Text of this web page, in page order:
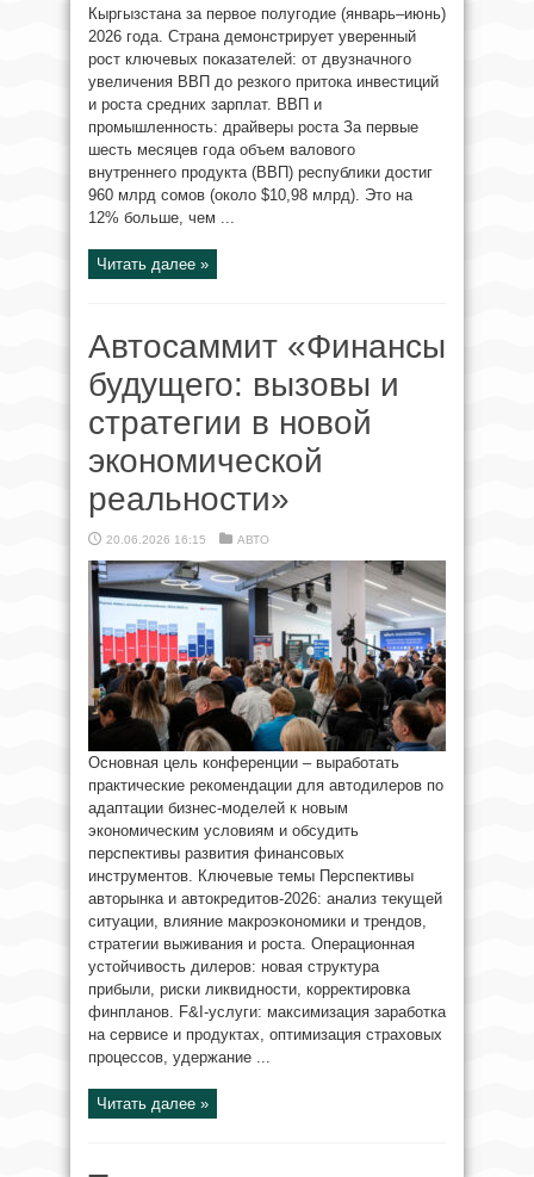
Кыргызстана за первое полугодие (январь–июнь)
2026 года. Страна демонстрирует уверенный
рост ключевых показателей: от двузначного
увеличения ВВП до резкого притока инвестиций
и роста средних зарплат. ВВП и
промышленность: драйверы роста За первые
шесть месяцев года объем валового
внутреннего продукта (ВВП) республики достиг
960 млрд сомов (около $10,98 млрд). Это на
12% больше, чем ...
Читать далее »
Автосаммит «Финансы
будущего: вызовы и
стратегии в новой
экономической
реальности»
20.06.2026 16:15 АВТО
Основная цель конференции – выработать
практические рекомендации для автодилеров по
адаптации бизнес-моделей к новым
экономическим условиям и обсудить
перспективы развития финансовых
инструментов. Ключевые темы Перспективы
авторынка и автокредитов-2026: анализ текущей
ситуации, влияние макроэкономики и трендов,
стратегии выживания и роста. Операционная
устойчивость дилеров: новая структура
прибыли, риски ликвидности, корректировка
финпланов. F&I-услуги: максимизация заработка
на сервисе и продуктах, оптимизация страховых
процессов, удержание ...
Читать далее »